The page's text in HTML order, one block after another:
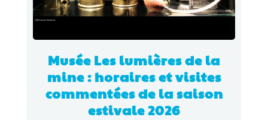
Musée Les lumières de la
mine : horaires et visites
commentées de la saison
estivale 2026